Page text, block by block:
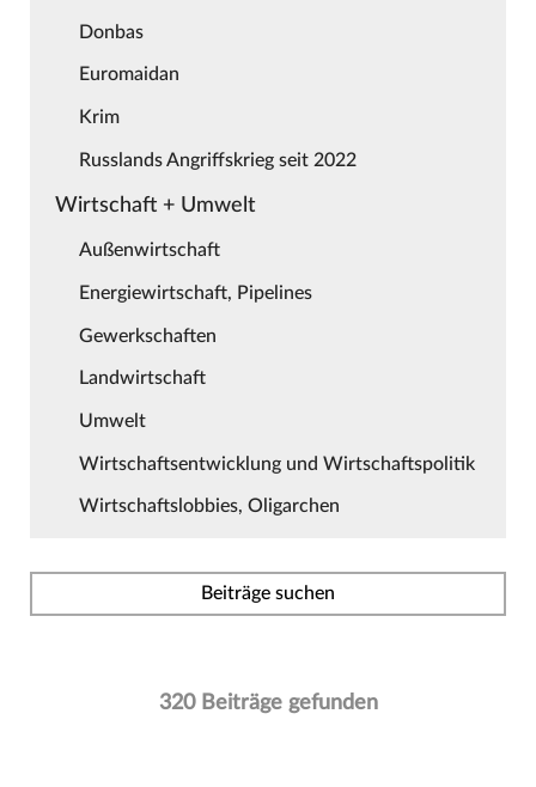
Donbas
Euromaidan
Krim
Russlands Angriffskrieg seit 2022
Wirtschaft + Umwelt
Außenwirtschaft
Energiewirtschaft, Pipelines
Gewerkschaften
Landwirtschaft
Umwelt
Wirtschaftsentwicklung und Wirtschaftspolitik
Wirtschaftslobbies, Oligarchen
Beiträge suchen
320 Beiträge gefunden